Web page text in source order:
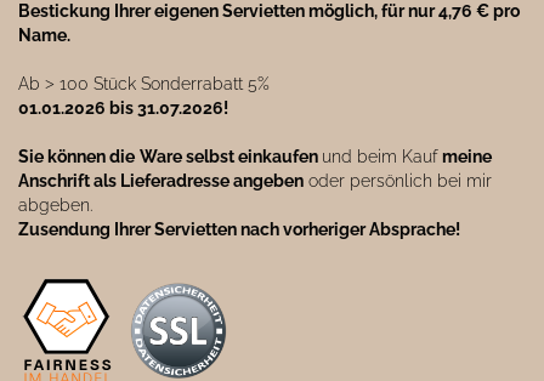
Bestickung Ihrer eigenen Servietten möglich, für nur 4,76 € pro
Name.
Ab ˃ 100 Stück Sonderrabatt 5%
01.01.2026 bis 31.07.2026!
Sie können die Ware selbst einkaufen und beim Kaufmeine
Anschrift als Lieferadresse angeben oder persönlich bei mir
abgeben.
Zusendung Ihrer Servietten nach vorheriger Absprache!